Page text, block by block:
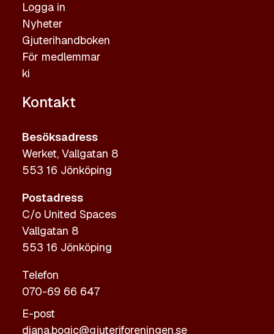
Logga in
Nyheter
Gjuterihandboken
För medlemmar
ki
Kontakt
Besöksadress
Werket, Vallgatan 8
553 16 Jönköping
Postadress
C/o United Spaces
Vallgatan 8
553 16 Jönköping
Telefon
070-69 66 647
E-post
diana.bogic@gjuteriforeningen.se